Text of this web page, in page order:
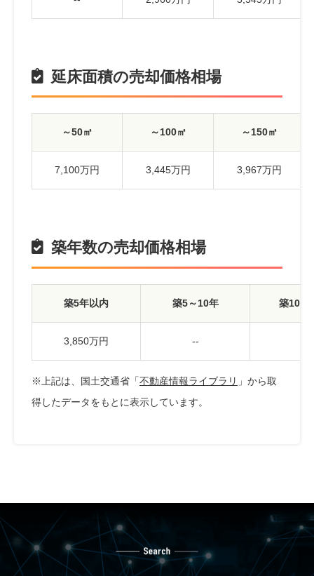
延床面積の売却価格相場
～50㎡ ～100㎡ ～150㎡
7,100万円 3,445万円 3,967万円
築年数の売却価格相場
築5年以内 築5～10年 築10～
3,850万円 --
※上記は、国土交通省「不動産情報ライブラリ 」から取
得したデータをもとに表示しています。